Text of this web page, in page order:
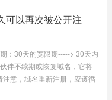
可以再次被公开注
：30天的宽限期-----> 30天内
伴不续期或恢复域名，它将
意，域名重新注册，应遵循